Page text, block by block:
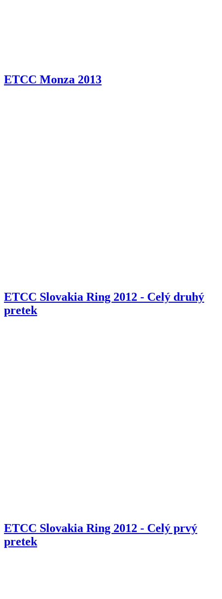
ETCC Monza 2013
ETCC Slovakia Ring 2012 - Celý druhý
pretek
ETCC Slovakia Ring 2012 - Celý prvý
pretek